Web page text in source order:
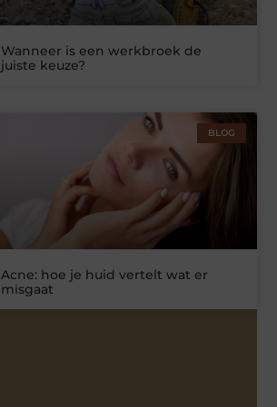
Wanneer is een werkbroek de
juiste keuze?
BLOG
Acne: hoe je huid vertelt wat er
misgaat